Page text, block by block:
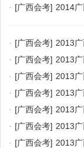
· [广西会考] 2014
· [广西会考] 2013
· [广西会考] 2013
· [广西会考] 2013
· [广西会考] 2013
· [广西会考] 2013
· [广西会考] 2013
· [广西会考] 2013